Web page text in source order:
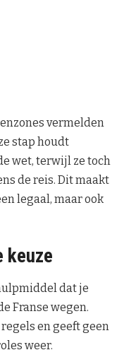
vermelden
stap houdt
wet, terwijl ze toch
de reis. Dit maakt
legaal, maar ook
keuze
dat je
Franse wegen.
en geeft geen
weer.